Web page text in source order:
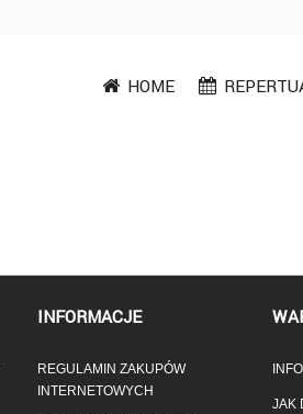
HOME
INFORMACJE
REGULAMIN ZAKUPÓW
INTERNETOWYCH
JAK